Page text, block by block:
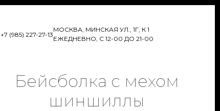
+7 (985) 227-27-13
МОСКВА, МИНСКАЯ УЛ., 1Г, К 1
ЕЖЕДНЕВНО, С 12-00 ДО 21-00
Бейсболка с мехом
шиншиллы